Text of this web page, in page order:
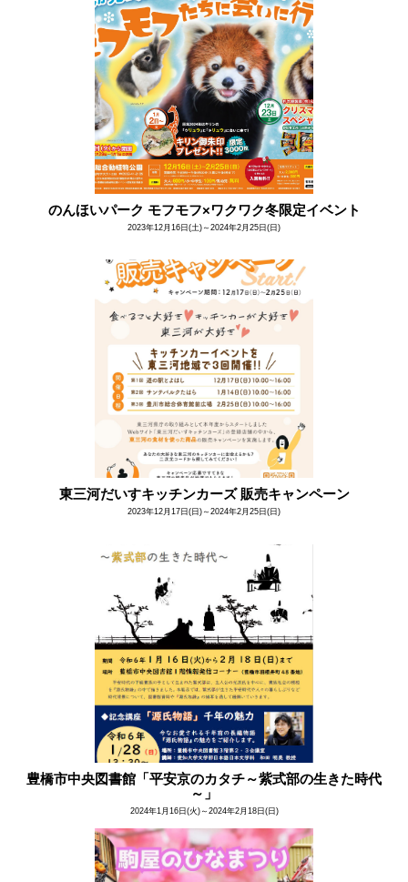
のんほいパーク モフモフ×ワクワク冬限定イベント
2023年12月16日(土)～2024年2月25日(日)
東三河だいすキッチンカーズ 販売キャンペーン
2023年12月17日(日)～2024年2月25日(日)
豊橋市中央図書館「平安京のカタチ～紫式部の生きた時代
～」
2024年1月16日(火)～2024年2月18日(日)